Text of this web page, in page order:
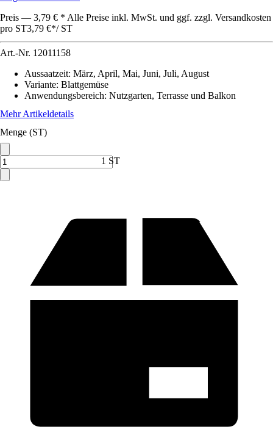
Preis — 3,79 € * Alle Preise inkl. MwSt. und ggf. zzgl. Versandkosten
pro ST3,79 €*/ ST
Art.-Nr. 12011158
Aussaatzeit: März, April, Mai, Juni, Juli, August
Variante: Blattgemüse
Anwendungsbereich: Nutzgarten, Terrasse und Balkon
Mehr Artikeldetails
Menge (ST)
1 ST